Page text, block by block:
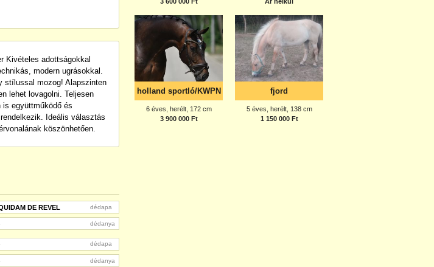
Kivételes adottságokkal
modern ugrásokkal.
stílussal mozog! Alapszinten
lehet lovagolni. Teljesen
is együttműködő és
Ideális választás
köszönhetően.
DE REVEL dédapa
dédanya
dédapa
dédanya